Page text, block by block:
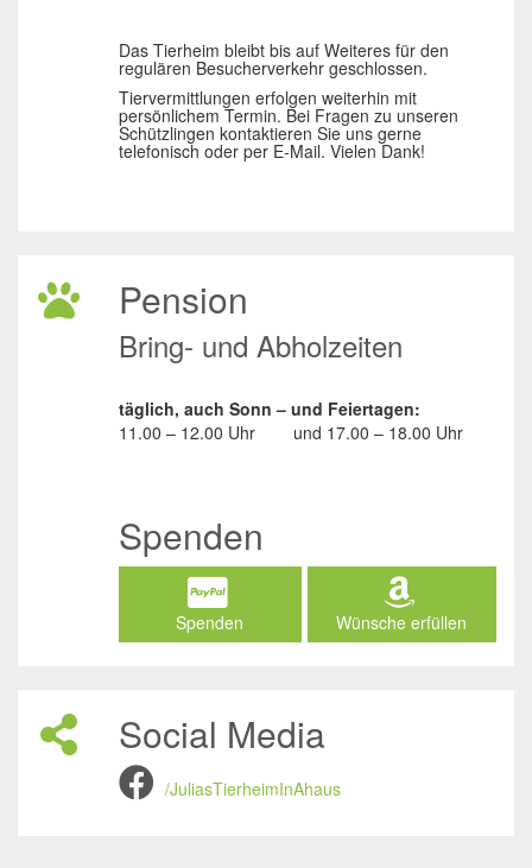
Das Tierheim bleibt bis auf Weiteres für den
regulären Besucherverkehr geschlossen.
Tiervermittlungen erfolgen weiterhin mit
persönlichem Termin. Bei Fragen zu unseren
Schützlingen kontaktieren Sie uns gerne
telefonisch oder per E-Mail. Vielen Dank!
Pension
Bring- und Abholzeiten
täglich, auch Sonn – und Feiertagen:
11.00 – 12.00 Uhr
und 17.00 – 18.00 Uhr
Spenden
Spenden Wünsche erfüllen
Social Media
/JuliasTierheimInAhaus